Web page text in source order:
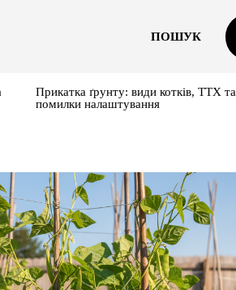
ПОШУК
Прикатка ґрунту: види котків, ТТХ та
помилки налаштування